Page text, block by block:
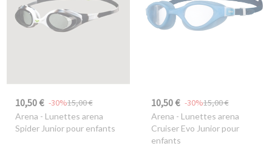
10,50 € 15,00 €
-30%
Arena - Lunettes arena
Spider Junior pour enfants
10,50 € 15,00 €
-30%
Arena - Lunettes arena
Cruiser Evo Junior pour
enfants